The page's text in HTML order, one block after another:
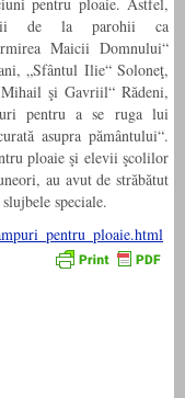
pentru ploaie. Astfel,
de la parohii ca
Maicii Domnului“
„Sfântul Ilie“ Soloneţ,
şi Gavriil“ Rădeni,
pentru a se ruga lui
asupra pământului“.
ploaie şi elevii şcolilor
au avut de străbătut
speciale.